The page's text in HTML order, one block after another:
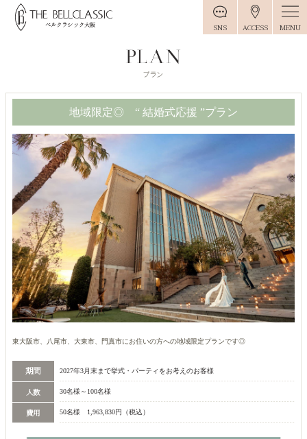
SNS ACCESS MENU
地域限定◎ “ 結婚式応援 ”プラン
東大阪市、八尾市、大東市、門真市にお住いの方への地域限定プランです◎
2027年3月末まで挙式・パーティをお考えのお客様
30名様～100名様
50名様 1,963,830円（税込）